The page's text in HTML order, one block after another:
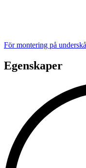
För montering på
Egenskaper